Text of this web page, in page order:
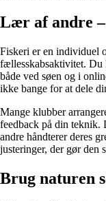
Lær af andre
Fiskeri er en individuel
fællesskabsaktivitet. Du
både ved søen og i
ikke bange for at dele
Mange klubber
feedback på din teknik.
andre håndterer deres
justeringer, der gør den
Brug naturen